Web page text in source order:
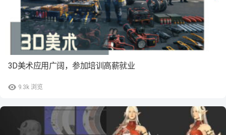
9.3k 浏览
3D美术应用广阔，参加培训高薪就业